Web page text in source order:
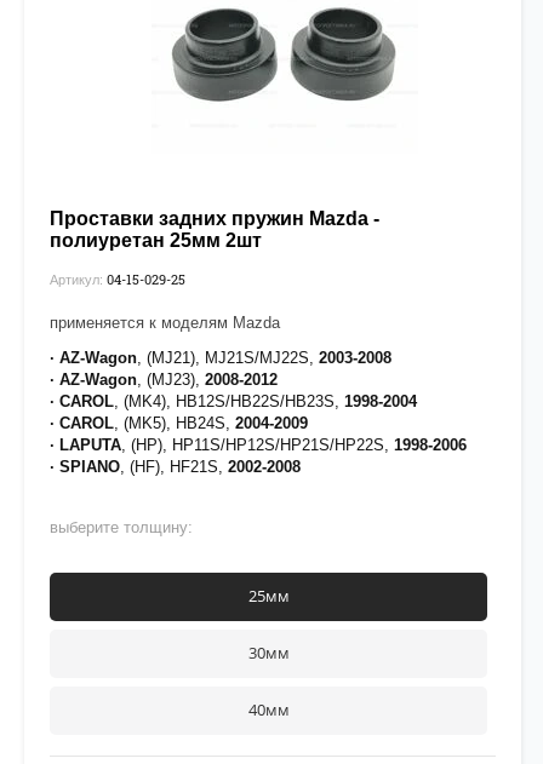
Проставки задних пружин Mazda -
полиуретан 25мм 2шт
Артикул: 04-15-029-25
применяется к моделям Mazda
· AZ-Wagon , (MJ21), MJ21S/MJ22S, 2003-2008
· AZ-Wagon , (MJ23), 2008-2012
· CAROL , (MK4), HB12S/HB22S/HB23S, 1998-2004
· CAROL , (MK5), HB24S, 2004-2009
· LAPUTA , (HP), HP11S/HP12S/HP21S/HP22S, 1998-2006
· SPIANO , (HF), HF21S, 2002-2008
выберите толщину:
25мм
30мм
40мм